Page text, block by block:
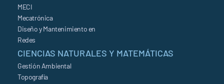
MECI
Mecatrónica
Diseño y Mantenimiento en
Redes
CIENCIAS NATURALES Y MATEMÁTICAS
Gestión Ambiental
Topografía